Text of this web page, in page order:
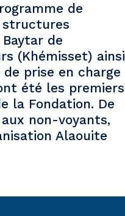
de
structures
de
(Khémisset) ainsi
prise en charge
été les premiers
la Fondation. De
non-voyants,
Alaouite